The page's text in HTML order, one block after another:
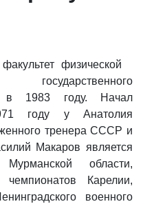
физической
государственного
в 1983 году. Начал
году у Анатолия
тренера СССР и
Макаров является
области,
чемпионатов Карелии,
военного